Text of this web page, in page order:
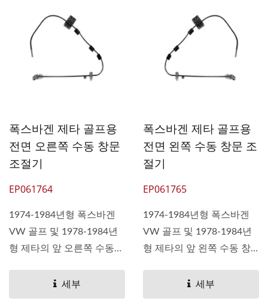
폭스바겐 제타 골프용
전면 오른쪽 수동 창문
조절기
EP061764
1974-1984년형 폭스바겐
VW 골프 및 1978-1984년
형 제타의 앞 오른쪽 수동
세부
폭스바겐 제타 골프용
전면 왼쪽 수동 창문 조
절기
EP061765
1974-1984년형 폭스바겐
VW 골프 및 1978-1984년
형 제타의 앞 왼쪽 수동 창
세부